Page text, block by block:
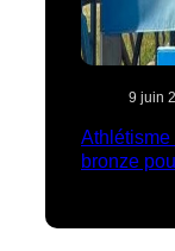
9 juin
Athlétisme
bronze